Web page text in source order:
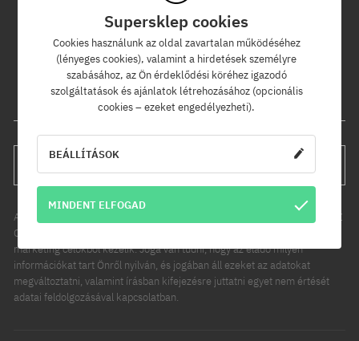
Iratkozz fel hírlevelünkre és értesülj az elsők között új termékeinkről
és kedvezményeinkről!
Ráadásul kapsz egy -5% kedvezménykódot az egész
rendelésedre!
Az Ön személyes adatainak kezelője a COOL SPORT DISTRIBUTION SP Z
O O, székhelye: Modlniczka, ul. Handlowców 2. Személyes adatait
marketing célokból kezelik. Joga van tudni, hogy az eladó milyen
információkat tart Önről nyilván, és jogában áll ezeket az adatokat
megváltoztatni, valamint írásban kifejezésre juttatni egyet nem értését
adatai feldolgozásával kapcsolatban.
Supersklep cookies
Cookies használunk az oldal zavartalan működéséhez
(lényeges cookies), valamint a hirdetések személyre
szabásához, az Ön érdeklődési köréhez igazodó
szolgáltatások és ajánlatok létrehozásához (opcionális
cookies – ezeket engedélyezheti).
BEÁLLÍTÁSOK
MINDENT ELFOGAD